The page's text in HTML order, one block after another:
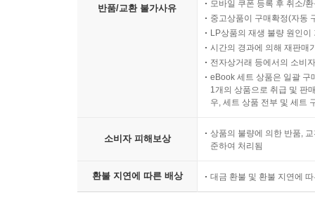
반품/교환 불가사유
모바일 쿠폰 등록 후 취소/
중고상품이 구매확정(자동
LP상품의 재생 불량 원인
시간의 경과에 의해 재판매
전자상거래 등에서의 소비
eBook 세트 상품은 일괄 구
1개의 상품으로 취급 및 판
우, 세트 상품 전부 및 세트
소비자 피해보상
상품의 불량에 의한 반품,
준하여 처리됨
환불 지연에 따른 배상 대금 환불 및 환불 지연에